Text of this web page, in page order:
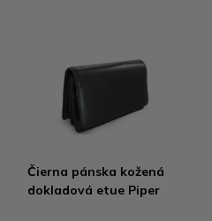
Čierna pánska kožená
dokladová etue Piper